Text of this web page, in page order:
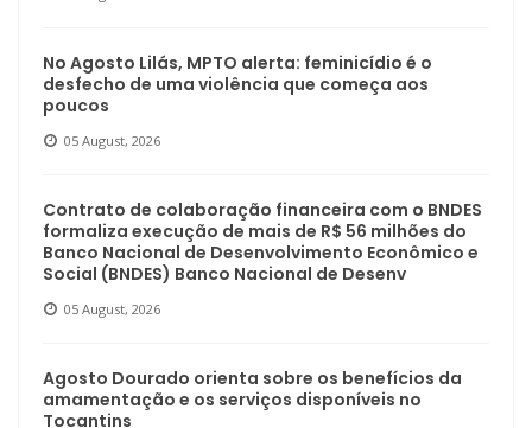
No Agosto Lilás, MPTO alerta: feminicídio é o
desfecho de uma violência que começa aos
poucos
05 August, 2026
Contrato de colaboração financeira com o BNDES
formaliza execução de mais de R$ 56 milhões do
Banco Nacional de Desenvolvimento Econômico e
Social (BNDES) Banco Nacional de Desenv
05 August, 2026
Agosto Dourado orienta sobre os benefícios da
amamentação e os serviços disponíveis no
Tocantins